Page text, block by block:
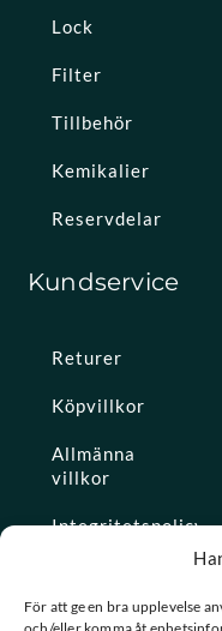
För att ge en bra upplevelse
Lock
Filter
Tillbehör
Kemikalier
Reservdelar
Kundservice
Returer
Köpvillkor
Allmänna
villkor
Integritetspolicy